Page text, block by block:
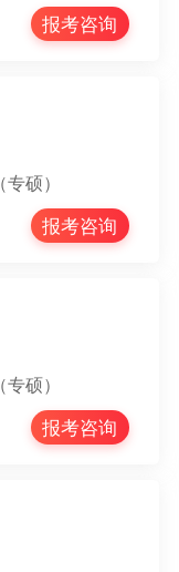
报考咨询
硕）
报考咨询
硕）
报考咨询